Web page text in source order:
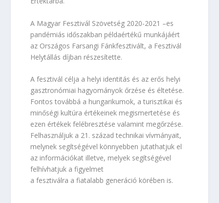
A Magyar Fesztivál Szövetség 2020-2021 –es
pandémiás időszakban példaértékű munkájáért
az Országos Farsangi Fánkfesztivált, a Fesztivál
Helytállás díjban részesítette.
A fesztivál célja a helyi identitás és az erős helyi
gasztronómiai hagyományok őrzése és éltetése.
Fontos továbbá a hungarikumok, a turisztikai és
minőségi kultúra értékeinek megismertetése és
ezen értékek felébresztése valamint megőrzése.
Felhasználjuk a 21. század technikai vívmányait,
melynek segítségével könnyebben jutathatjuk el
az információkat illetve, melyek segítségével
felhívhatjuk a figyelmet
a fesztiválra a fiatalabb generáció körében is.